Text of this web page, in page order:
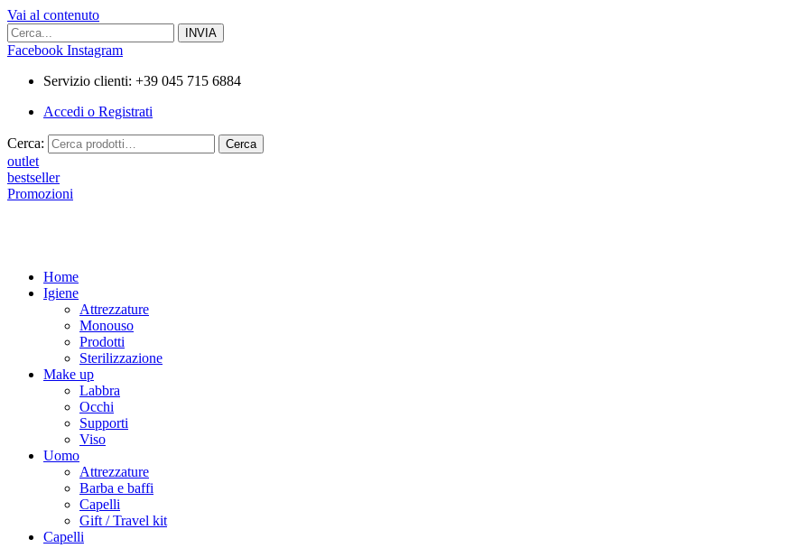
Vai al contenuto
Facebook Instagram
Servizio clienti: +39 045 715 6884
Accedi o Registrati
Cerca: Cerca
outlet
bestseller
Promozioni
Home
Igiene
Attrezzature
Monouso
Prodotti
Sterilizzazione
Make up
Labbra
Occhi
Supporti
Viso
Uomo
Attrezzature
Barba e baffi
Capelli
Gift / Travel kit
Capelli